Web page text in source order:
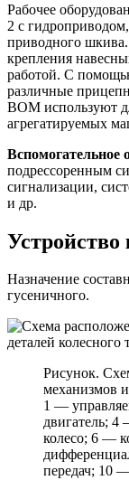
Рабочее
2 с
приводного шкива.
крепления
работой. С
различные
ВОМ используют
агрегатируемых
Вспомогательное
подрессоренным
сигнализации,
и др.
Устройство
Назначение
гусеничного.
Рисунок.
механизмов и
1 —
двигатель;
колесо; 6 —
передач; 10